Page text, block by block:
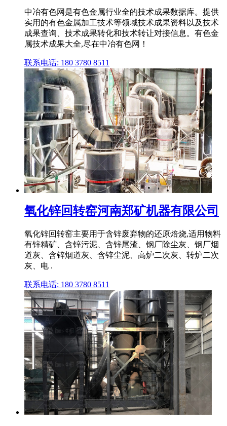
中冶有色网是有色金属行业全的技术成果数据库。提供
实用的有色金属加工技术等领域技术成果资料以及技术
成果查询、技术成果转化和技术转让对接信息。有色金
属技术成果大全,尽在中冶有色网！
联系电话: 180 3780 8511
氧化锌回转窑河南郑矿机器有限公司
氧化锌回转窑主要用于含锌废弃物的还原焙烧,适用物料
有锌精矿、含锌污泥、含锌尾渣、钢厂除尘灰、钢厂烟
道灰、含锌烟道灰、含锌尘泥、高炉二次灰、转炉二次
灰、电 .
联系电话: 180 3780 8511